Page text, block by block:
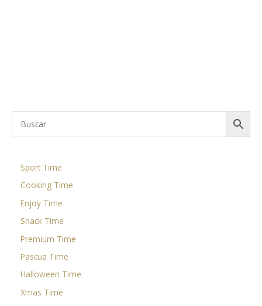
Sport Time
Cooking Time
Enjoy Time
Snack Time
Premium Time
Pascua Time
Halloween Time
Xmas Time